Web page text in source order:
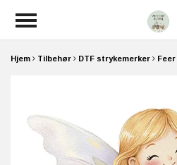
Hjem Tilbehør DTF strykemerker